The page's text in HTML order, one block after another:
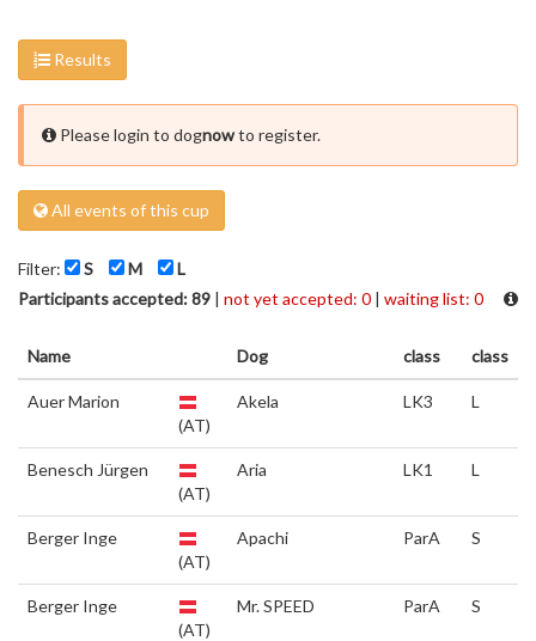
Results
Please login to dognowto register.
All events of this cup
Filter: S M
L
Participants accepted: 89 | not yet accepted: 0 | waiting list: 0
Name Dog class class
Auer Marion
(AT)
Akela LK3 L
Benesch Jürgen
(AT)
Aria LK1 L
Berger Inge
(AT)
Apachi ParA S
Berger Inge
(AT)
Mr. SPEED ParA S